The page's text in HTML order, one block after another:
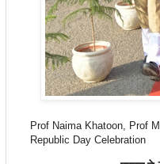
Prof Naima Khatoon, Prof
Republic Day Celebration